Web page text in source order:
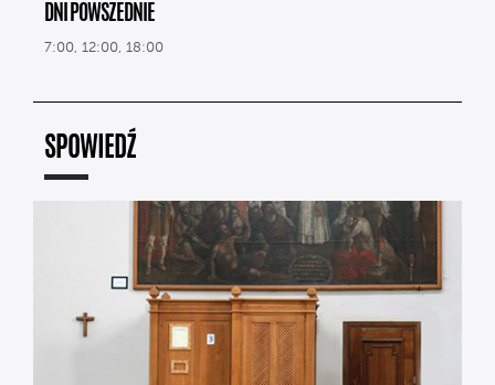
DNI POWSZEDNIE
7:00, 12:00, 18:00
SPOWIEDŹ